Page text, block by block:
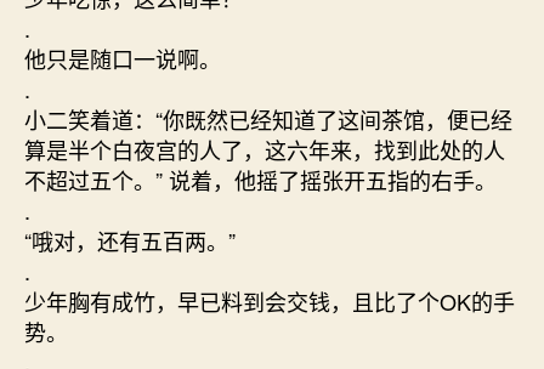
.
他只是随口一说啊。
.
小二笑着道：“你既然已经知道了这间茶馆，便已经
算是半个白夜宫的人了，这六年来，找到此处的人
不超过五个。” 说着，他摇了摇张开五指的右手。
.
“哦对，还有五百两。”
.
少年胸有成竹，早已料到会交钱，且比了个OK的手
势。
.